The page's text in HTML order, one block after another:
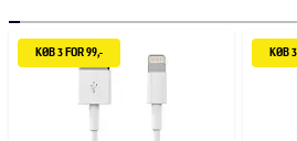
fleksibilitet
Design: Præcis pasform med
Forskellige farver: Assorterede
for variation
KØB 3 FOR 99,- KØB